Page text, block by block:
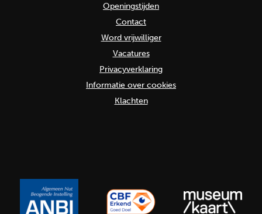
Openingstijden
Contact
Word vrijwilliger
Vacatures
Privacyverklaring
Informatie over cookies
Klachten